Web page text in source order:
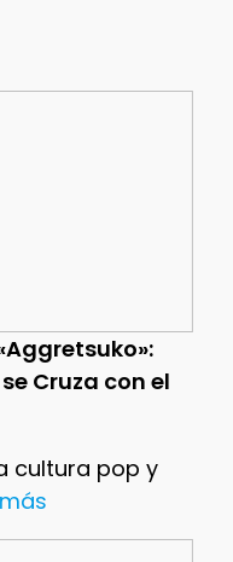
Cruza con el
cultura pop y